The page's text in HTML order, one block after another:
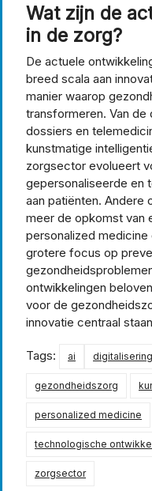
Wat zijn de
in de zorg?
De actuele
breed scala aan
manier waarop
transformeren. Van de
dossiers en
kunstmatige
zorgsector evolueert
gepersonaliseerde en
aan patiënten. Andere
meer de opkomst van
personalized
grotere focus op
ontwikkelingen
voor de
innovatie centraal
Tags: ai digitalisering
gezondheidszorg
personalized medicine
technologische
zorgsector